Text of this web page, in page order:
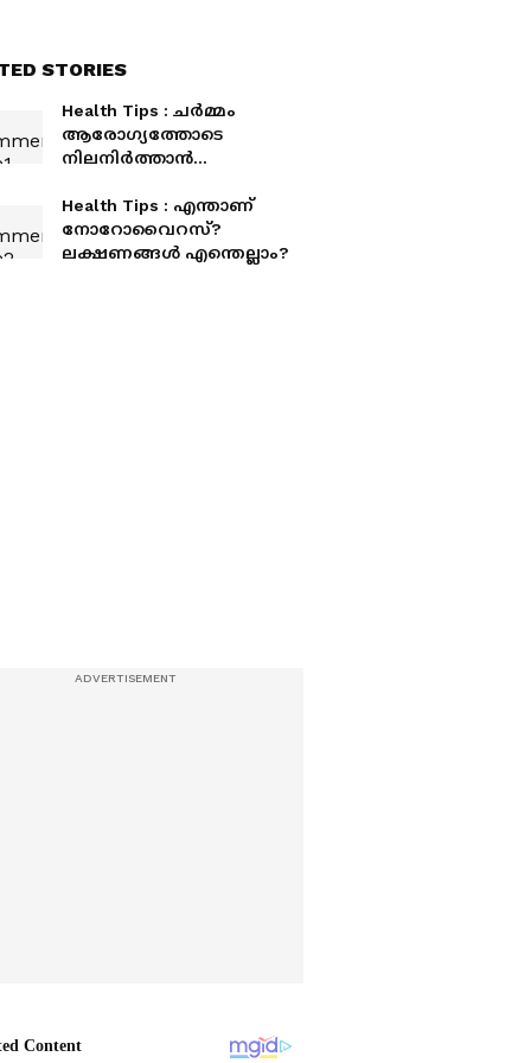
STORIES
Health Tips : ചർമ്മം
ആരോ​ഗ്യത്തോടെ
നിലനിർത്താൻ
കഴിക്കേണ്ട ആറ്
ഭക്ഷണങ്ങൾ
Health Tips : എന്താണ്
നോറോവൈറസ്?
ലക്ഷണങ്ങൾ എന്തെല്ലാം?